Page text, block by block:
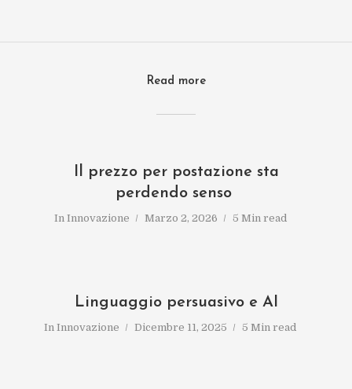
Read more
Il prezzo per postazione sta
perdendo senso
In Innovazione Marzo 2, 2026 5 Min read
Linguaggio persuasivo e AI
In Innovazione Dicembre 11, 2025 5 Min read